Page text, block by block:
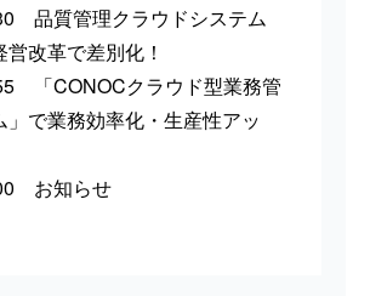
品質管理クラウドシステム
営改革で差別化！
「CONOCクラウド型業務管
」で業務効率化・生産性アッ
お知らせ